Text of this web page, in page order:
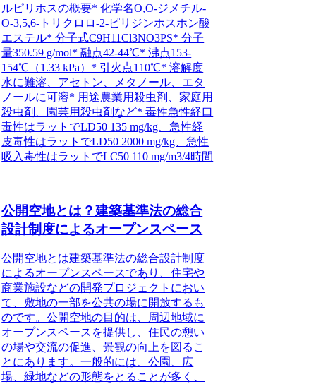
ルピリホスの概要* 化学名O,O-ジメチル-
O-3,5,6-トリクロロ-2-ピリジンホスホン酸
エステル* 分子式C9H11Cl3NO3PS* 分子
量350.59 g/mol* 融点42-44℃* 沸点153-
154℃（1.33 kPa）* 引火点110℃* 溶解度
水に難溶、アセトン、メタノール、エタ
ノールに可溶* 用途農業用殺虫剤、家庭用
殺虫剤、園芸用殺虫剤など* 毒性急性経口
毒性はラットでLD50 135 mg/kg、急性経
皮毒性はラットでLD50 2000 mg/kg、急性
吸入毒性はラットでLC50 110 mg/m3/4時間
公開空地とは？建築基準法の総合
設計制度によるオープンスペース
公開空地とは建築基準法の総合設計制度
によるオープンスペースであり、住宅や
商業施設などの開発プロジェクトにおい
て、敷地の一部を公共の場に開放するも
のです。公開空地の目的は、周辺地域に
オープンスペースを提供し、住民の憩い
の場や交流の促進、景観の向上を図るこ
とにあります。一般的には、公園、広
場、緑地などの形態をとることが多く、